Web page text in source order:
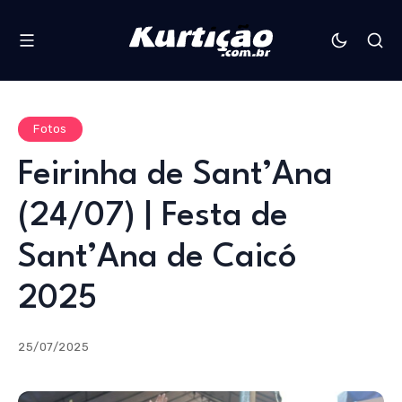
Fotos
Feirinha de Sant’Ana
(24/07) | Festa de
Sant’Ana de Caicó
2025
25/07/2025